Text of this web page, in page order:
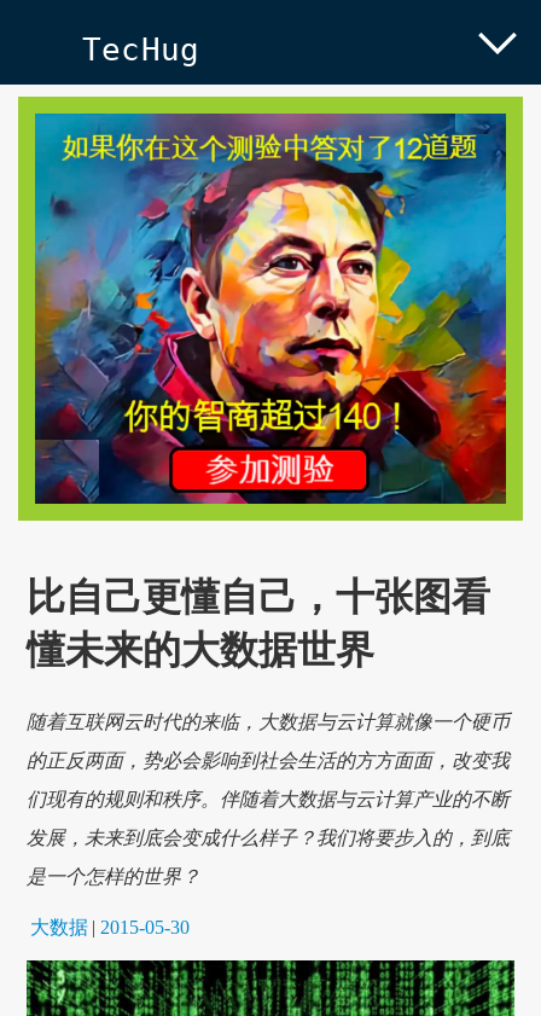
TecHug
比自己更懂自己，十张图看
懂未来的大数据世界
随着互联网云时代的来临，大数据与云计算就像一个硬币
的正反两面，势必会影响到社会生活的方方面面，改变我
们现有的规则和秩序。伴随着大数据与云计算产业的不断
发展，未来到底会变成什么样子？我们将要步入的，到底
是一个怎样的世界？
大数据 | 2015-05-30